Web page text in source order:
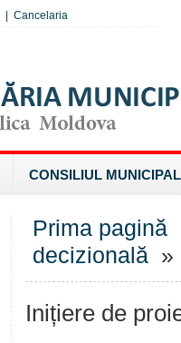
Cancelaria
CONSILIUL MUNICIPAL
Prima pagină
decizională »
Inițiere de